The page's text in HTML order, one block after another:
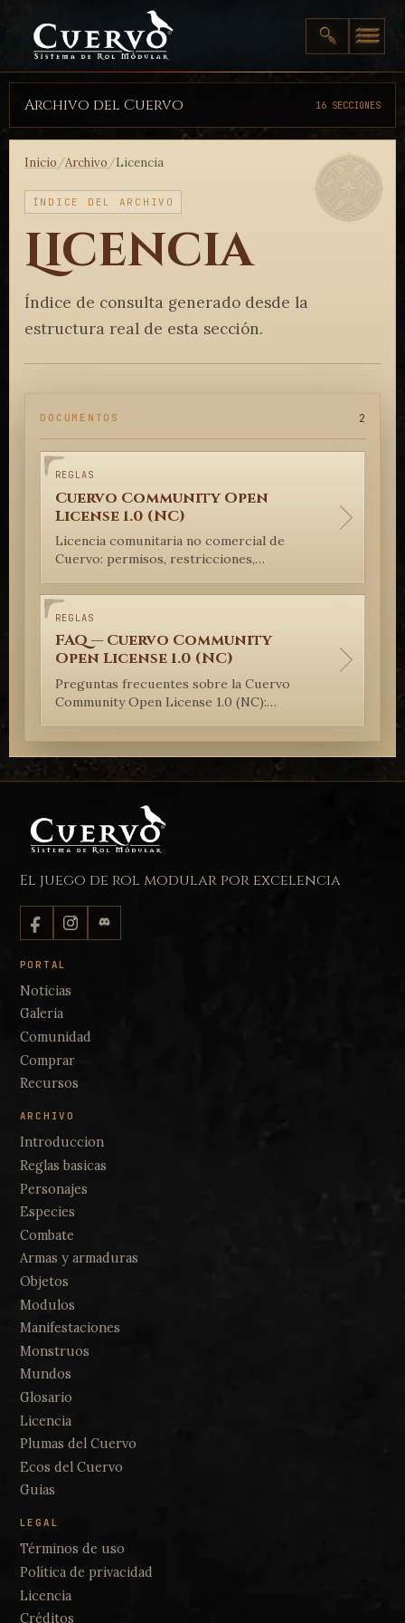
Archivo del Cuervo 16 SECCIONES
Inicio/Archivo/Licencia
ÍNDICE DEL ARCHIVO
Licencia
Índice de consulta generado desde la
estructura real de esta sección.
DOCUMENTOS 2
REGLAS
Cuervo Community Open
License 1.0 (NC)
Licencia comunitaria no comercial de
Cuervo: permisos, restricciones,
protegido, jurisdicción y vigencia.
REGLAS
FAQ — Cuervo Community
Open License 1.0 (NC)
Preguntas frecuentes sobre la Cuervo
Community Open License 1.0 (NC):
atribución, SRD, traducciones, videos,
apps, DRM y jurisdicción.
El juego de rol modular por excelencia
PORTAL
Noticias
Galeria
Comunidad
Comprar
Recursos
ARCHIVO
Introduccion
Reglas basicas
Personajes
Especies
Combate
Armas y armaduras
Objetos
Modulos
Manifestaciones
Monstruos
Mundos
Glosario
Licencia
Plumas del Cuervo
Ecos del Cuervo
Guias
LEGAL
Términos de uso
Política de privacidad
Licencia
Créditos